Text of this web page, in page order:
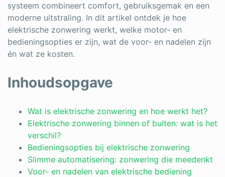
Warmtepomp
Zonnepanelen
Zonwering
Bent u een vakspecialist?
Log in
systeem combineert comfort, gebruiksgemak en een
moderne uitstraling. In dit artikel ontdek je hoe
elektrische zonwering werkt, welke motor- en
bedieningsopties er zijn, wat de voor- en nadelen zijn
én wat ze kosten.
Inhoudsopgave
Wat is elektrische zonwering en hoe werkt het?
Elektrische zonwering binnen of buiten: wat is het
verschil?
Bedieningsopties bij elektrische zonwering
Slimme automatisering: zonwering die meedenkt
Voor- en nadelen van elektrische bediening